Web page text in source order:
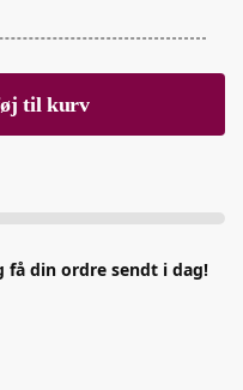
til kurv
få din ordre sendt i dag!